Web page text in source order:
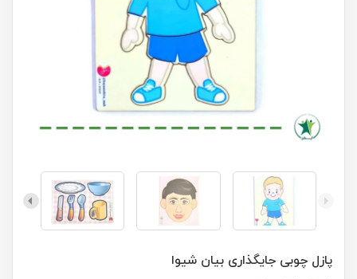
پازل چوبی جایگذاری بیان شیوا